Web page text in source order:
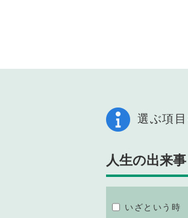
選ぶ項
人生の出来事
いざという時